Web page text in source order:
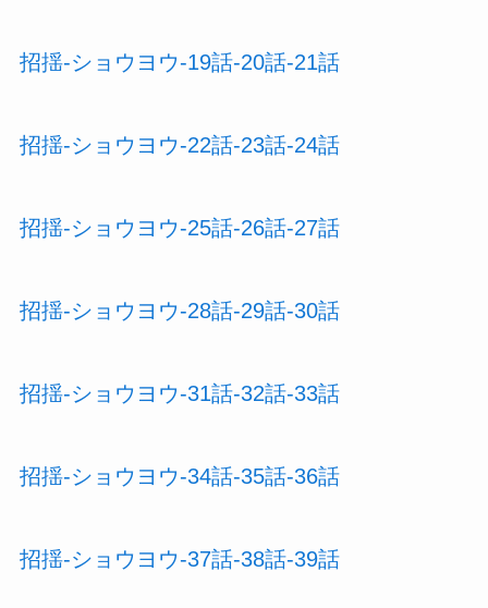
招揺-ショウヨウ-19話-20話-21話
招揺-ショウヨウ-22話-23話-24話
招揺-ショウヨウ-25話-26話-27話
招揺-ショウヨウ-28話-29話-30話
招揺-ショウヨウ-31話-32話-33話
招揺-ショウヨウ-34話-35話-36話
招揺-ショウヨウ-37話-38話-39話